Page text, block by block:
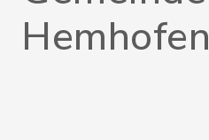
Hemhofen